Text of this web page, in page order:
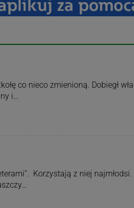
co nieco zmienioną. Dobiegł
i…
Korzystają z niej